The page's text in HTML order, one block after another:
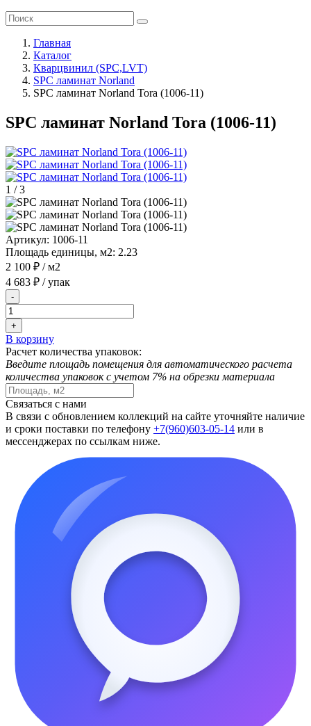
Главная
Каталог
Кварцвинил (SPC,LVT)
SPC ламинат Norland
SPC ламинат Norland Tora (1006-11)
SPC ламинат Norland Tora (1006-11)
1 /3
Артикул: 1006-11
Площадь единицы, м2: 2.23
2 100 ₽ / м2
4 683 ₽ / упак
-
+
В корзину
Расчет количества упаковок:
Введите площадь помещения для автоматического расчета
количества упаковок с учетом 7% на обрезки материала
Связаться с нами
В связи с обновлением коллекций на сайте уточняйте наличие
и сроки поставки по телефону +7(960)603-05-14 или в
мессенджерах по ссылкам ниже.